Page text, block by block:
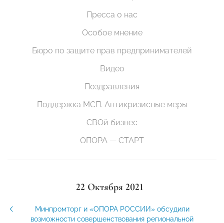
Пресса о нас
Особое мнение
Бюро по защите прав предпринимателей
Видео
Поздравления
Поддержка МСП. Антикризисные меры
СВОй бизнес
ОПОРА — СТАРТ
22 Октября 2021
Минпромторг и «ОПОРА РОССИИ» обсудили
возможности совершенствования региональной